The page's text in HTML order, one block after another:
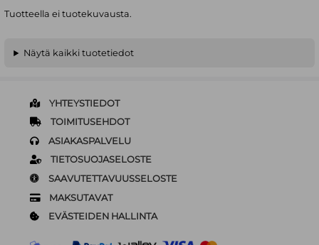
Tuotteella ei tuotekuvausta.
Näytä kaikki tuotetiedot
YHTEYSTIEDOT
TOIMITUSEHDOT
ASIAKASPALVELU
TIETOSUOJASELOSTE
SAAVUTETTAVUUSSELOSTE
MAKSUTAVAT
EVÄSTEIDEN HALLINTA